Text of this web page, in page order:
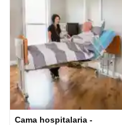
Cama hospitalaria -